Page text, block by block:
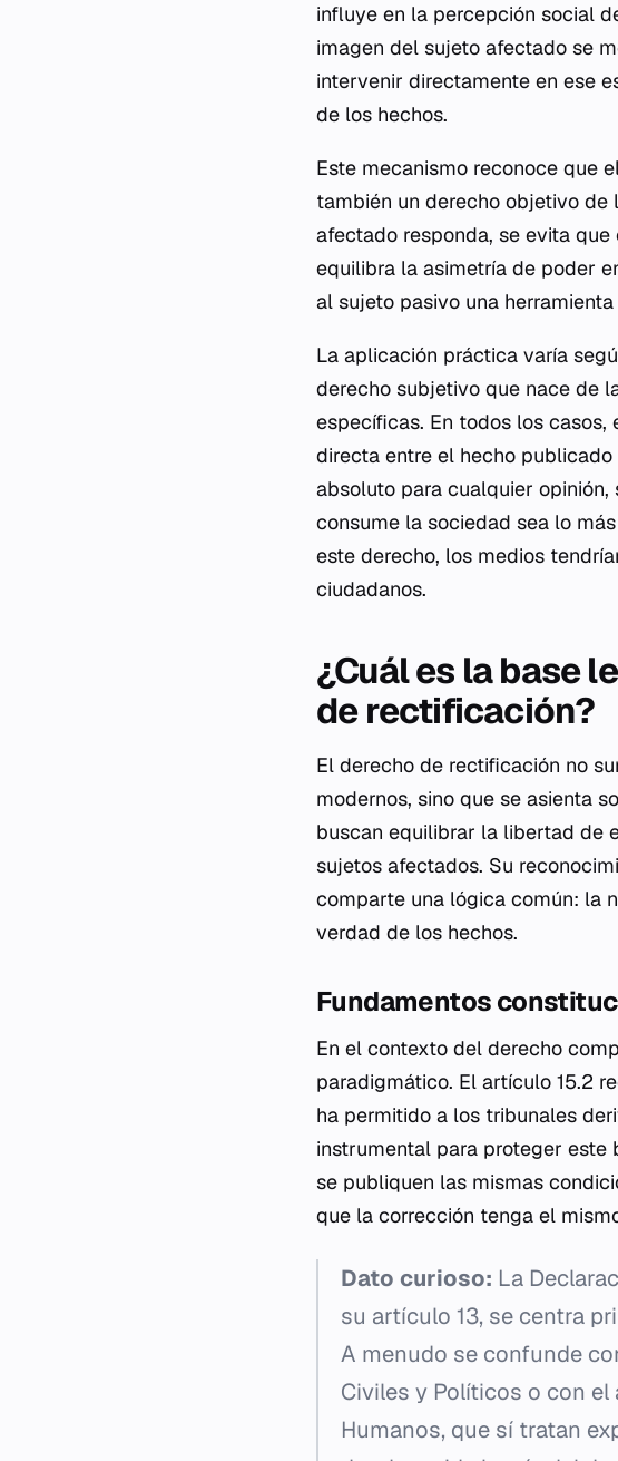
influye en la percepción social
imagen del sujeto afectado se
intervenir directamente en ese
de los hechos.
Este mecanismo reconoce que
también un derecho objetivo
afectado responda, se evita
equilibra la asimetría de poder
al sujeto pasivo una
La aplicación práctica varía
derecho subjetivo que nace de
específicas. En todos los
directa entre el hecho
absoluto para cualquier
consume la sociedad sea lo
este derecho, los medios
ciudadanos.
¿Cuál es la base
de rectificación?
El derecho de rectificación no
modernos, sino que se asienta
buscan equilibrar la libertad de
sujetos afectados. Su
comparte una lógica común: la
verdad de los hechos.
Fundamentos
En el contexto del derecho
paradigmático. El artículo 15.2
ha permitido a los tribunales
instrumental para proteger este
se publiquen las mismas
que la corrección tenga el
Dato curioso: La
su artículo 13, se centra
A menudo se confunde
Civiles y Políticos o con el
Humanos, que sí tratan